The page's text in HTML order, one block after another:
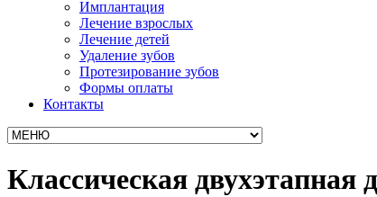
Имплантация
Лечение взрослых
Лечение детей
Удаление зубов
Протезирование зубов
Формы оплаты
Контакты
Классическая